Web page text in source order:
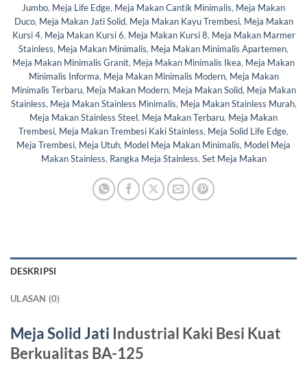
Jumbo, Meja Life Edge, Meja Makan Cantik Minimalis, Meja Makan
Duco, Meja Makan Jati Solid, Meja Makan Kayu Trembesi, Meja Makan
Kursi 4, Meja Makan Kursi 6, Meja Makan Kursi 8, Meja Makan Marmer
Stainless, Meja Makan Minimalis, Meja Makan Minimalis Apartemen,
Meja Makan Minimalis Granit, Meja Makan Minimalis Ikea, Meja Makan
Minimalis Informa, Meja Makan Minimalis Modern, Meja Makan
Minimalis Terbaru, Meja Makan Modern, Meja Makan Solid, Meja Makan
Stainless, Meja Makan Stainless Minimalis, Meja Makan Stainless Murah,
Meja Makan Stainless Steel, Meja Makan Terbaru, Meja Makan
Trembesi, Meja Makan Trembesi Kaki Stainless, Meja Solid Life Edge,
Meja Trembesi, Meja Utuh, Model Meja Makan Minimalis, Model Meja
Makan Stainless, Rangka Meja Stainless, Set Meja Makan
DESKRIPSI
ULASAN (0)
Meja Solid Jati Industrial Kaki Besi Kuat
Berkualitas BA-125